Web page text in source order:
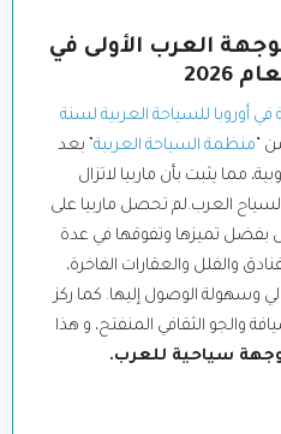
العرب الأولى في
2026
أوروبا للسياحة العربية لسنة
“ منظمة السياحة العربية ” بعد
مما يثبت بأن ماربيا لاتزال
العرب.لم تحصل ماربيا على
بفضل تميزها وتفوقها في عدة
والفلل والعقارات الفاخرة،
وسهولة الوصول إليها. كما ركز
والجو الثقافي المنفتح، و هذا
سياحية للعرب.